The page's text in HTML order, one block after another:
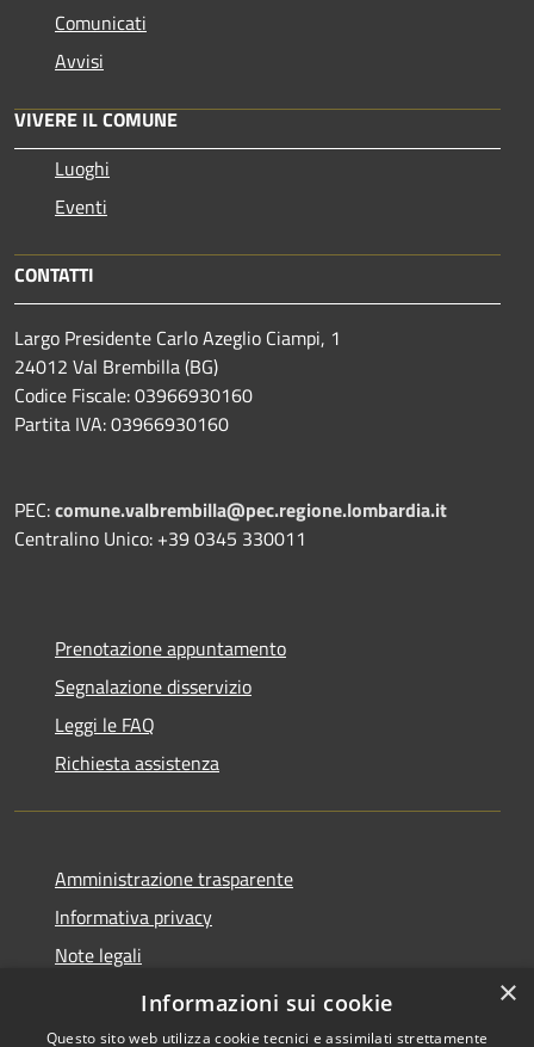
Comunicati
Avvisi
VIVERE IL COMUNE
Luoghi
Eventi
CONTATTI
Largo Presidente Carlo Azeglio Ciampi, 1
24012 Val Brembilla (BG)
Codice Fiscale: 03966930160
Partita IVA: 03966930160
PEC:comune.valbrembilla@pec.regione.lombardia.it
Centralino Unico: +39 0345 330011
Prenotazione appuntamento
Segnalazione disservizio
Leggi le FAQ
Richiesta assistenza
Amministrazione trasparente
Informativa privacy
Note legali
Dichiarazione di accessibilità
×
Informazioni sui cookie
Questo sito web utilizza cookie tecnici e assimilati strettamente